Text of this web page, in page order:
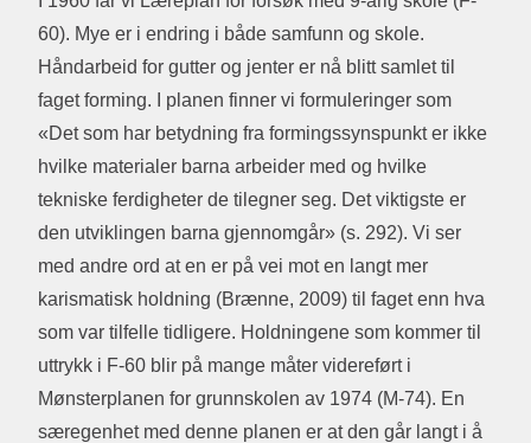
60). Mye er i endring i både samfunn og skole.
Håndarbeid for gutter og jenter er nå blitt samlet til
faget forming. I planen finner vi formuleringer som
«Det som har betydning fra formingssynspunkt er ikke
hvilke materialer barna arbeider med og hvilke
tekniske ferdigheter de tilegner seg. Det viktigste er
den utviklingen barna gjennomgår» (s. 292). Vi ser
med andre ord at en er på vei mot en langt mer
karismatisk holdning (Brænne, 2009) til faget enn hva
som var tilfelle tidligere. Holdningene som kommer til
uttrykk i F-60 blir på mange måter videreført i
Mønsterplanen for grunnskolen av 1974 (M-74). En
særegenhet med denne planen er at den går langt i å